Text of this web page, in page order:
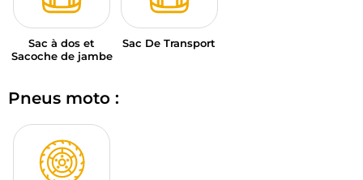
Sac à dos et
Sacoche de jambe
Sac De Transport
Pneus moto :